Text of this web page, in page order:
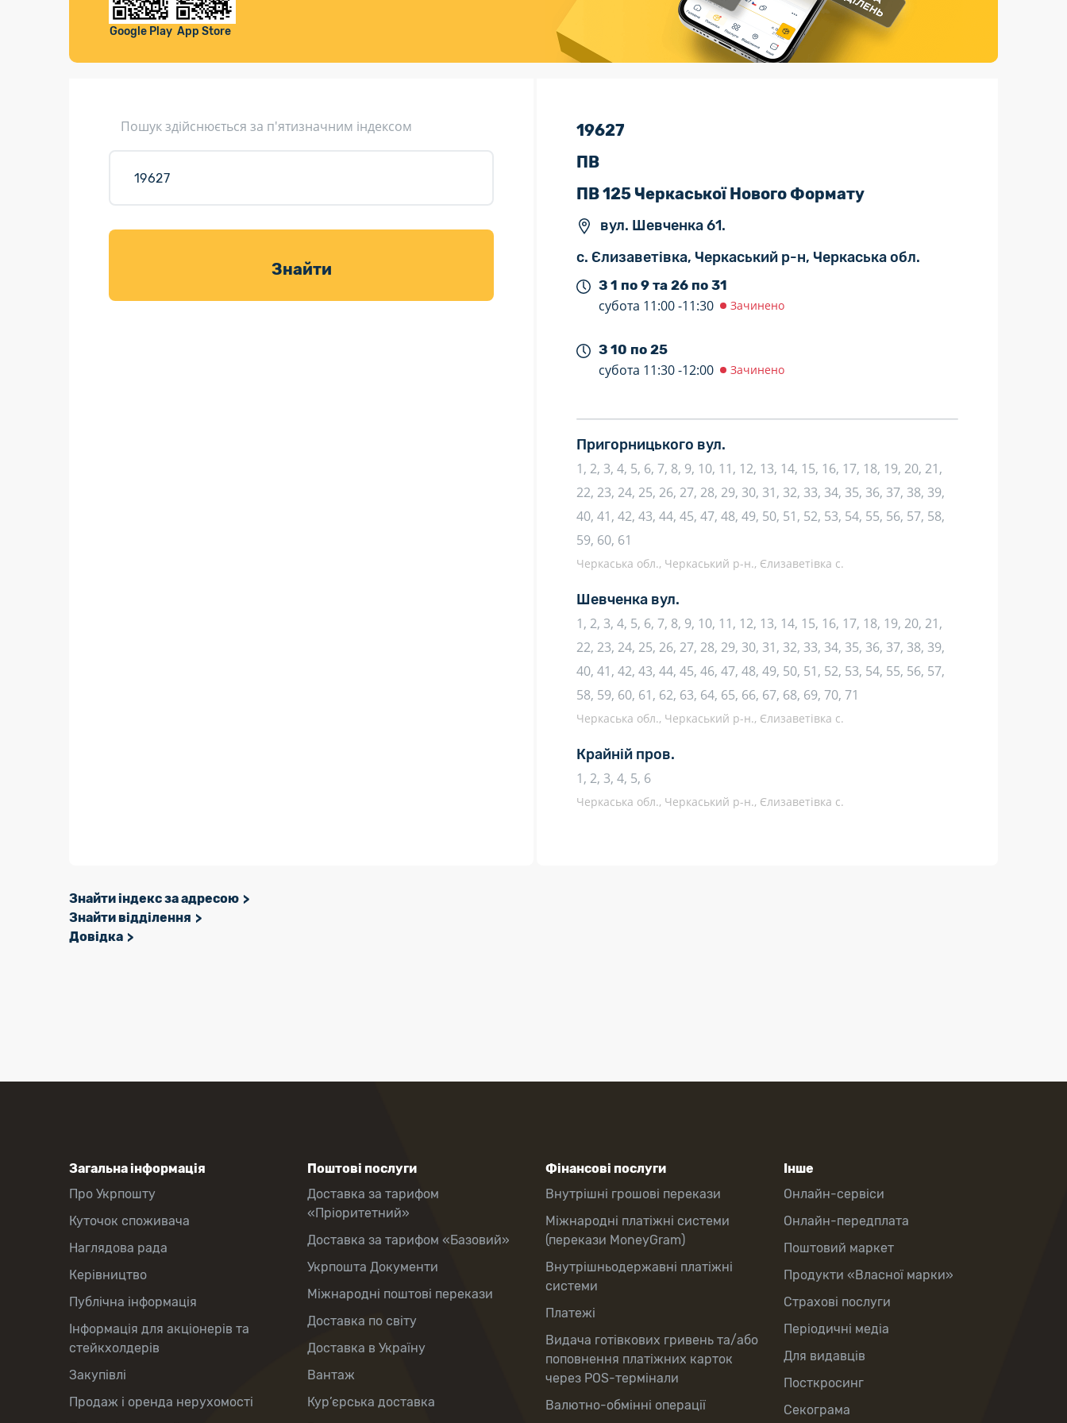
Листи та листівки
Доставка товарів для саду
Валютно-обмінні операції
Страхові послуги
Каталог «Укрпошта Маркет»
Google Play App Store
Пошук здійснюється за п'ятизначним індексом
Знайти
19627
ПВ
ПВ 125 Черкаської Нового Формату
вул. Шевченка 61.
с. Єлизаветівка, Черкаський р-н, Черкаська обл.
З 1 по 9 та 26 по 31
субота 11:00 -11:30 Зачинено
З 10 по 25
субота 11:30 -12:00 Зачинено
Пригорницького вул.
1, 2, 3, 4, 5, 6, 7, 8, 9, 10, 11, 12, 13, 14, 15, 16, 17, 18, 19, 20, 21,
22, 23, 24, 25, 26, 27, 28, 29, 30, 31, 32, 33, 34, 35, 36, 37, 38, 39,
40, 41, 42, 43, 44, 45, 47, 48, 49, 50, 51, 52, 53, 54, 55, 56, 57, 58,
59, 60, 61
Черкаська обл., Черкаський р-н., Єлизаветівка с.
Шевченка вул.
1, 2, 3, 4, 5, 6, 7, 8, 9, 10, 11, 12, 13, 14, 15, 16, 17, 18, 19, 20, 21,
22, 23, 24, 25, 26, 27, 28, 29, 30, 31, 32, 33, 34, 35, 36, 37, 38, 39,
40, 41, 42, 43, 44, 45, 46, 47, 48, 49, 50, 51, 52, 53, 54, 55, 56, 57,
58, 59, 60, 61, 62, 63, 64, 65, 66, 67, 68, 69, 70, 71
Черкаська обл., Черкаський р-н., Єлизаветівка с.
Крайній пров.
1, 2, 3, 4, 5, 6
Черкаська обл., Черкаський р-н., Єлизаветівка с.
Знайти індекс за адресою
Знайти відділення
Довідка
Загальна інформація
Про Укрпошту
Куточок споживача
Наглядова рада
Керівництво
Публічна інформація
Інформація для акціонерів та
стейкхолдерів
Закупівлі
Продаж і оренда нерухомості
Поштові послуги
Доставка за тарифом
«Пріоритетний»
Доставка за тарифом «Базовий»
Укрпошта Документи
Міжнародні поштові перекази
Доставка по світу
Доставка в Україну
Вантаж
Кур’єрська доставка
Фінансові послуги
Внутрішні грошові перекази
Міжнародні платіжні системи
(перекази MoneyGram)
Внутрішньодержавні платіжні
системи
Платежі
Видача готівкових гривень та/або
поповнення платіжних карток
через POS-термінали
Валютно-обмінні операції
Інше
Онлайн-сервіси
Онлайн-передплата
Поштовий маркет
Продукти «Власної марки»
Страхові послуги
Періодичні медіа
Для видавців
Посткросинг
Секограма